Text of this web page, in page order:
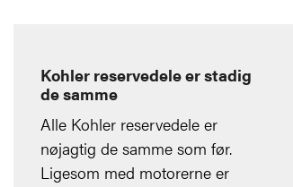
Kohler reservedele er stadig
de samme
Alle Kohler reservedele er
nøjagtig de samme som før.
Ligesom med motorerne er